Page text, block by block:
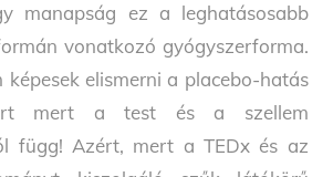
manapság ez a leghatásosabb
vonatkozó gyógyszerforma.
elismerni a placebo-hatás
mert a test és a szellem
függ! Azért, mert a TEDx és az